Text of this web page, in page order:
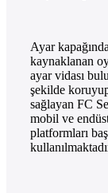
Ayar
kaynaklanan
ayar vidası
şekilde
sağlayan FC
mobil ve
platformları